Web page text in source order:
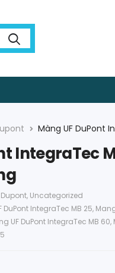
IntegraTec
, Uncategorized
DuPont IntegraTec MB 25,
UF DuPont IntegraTec MB 60,